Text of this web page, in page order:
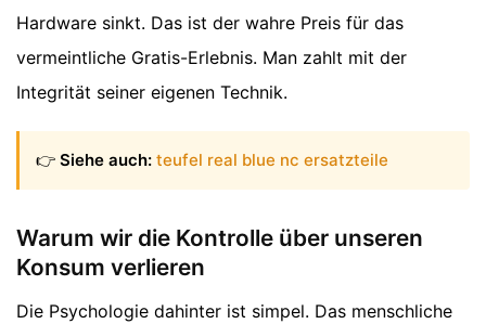
Hardware sinkt. Das ist der wahre Preis für das
vermeintliche Gratis-Erlebnis. Man zahlt mit der
Integrität seiner eigenen Technik.
👉 Siehe auch: teufel real blue nc ersatzteile
Warum wir die Kontrolle über unseren
Konsum verlieren
Die Psychologie dahinter ist simpel. Das menschliche